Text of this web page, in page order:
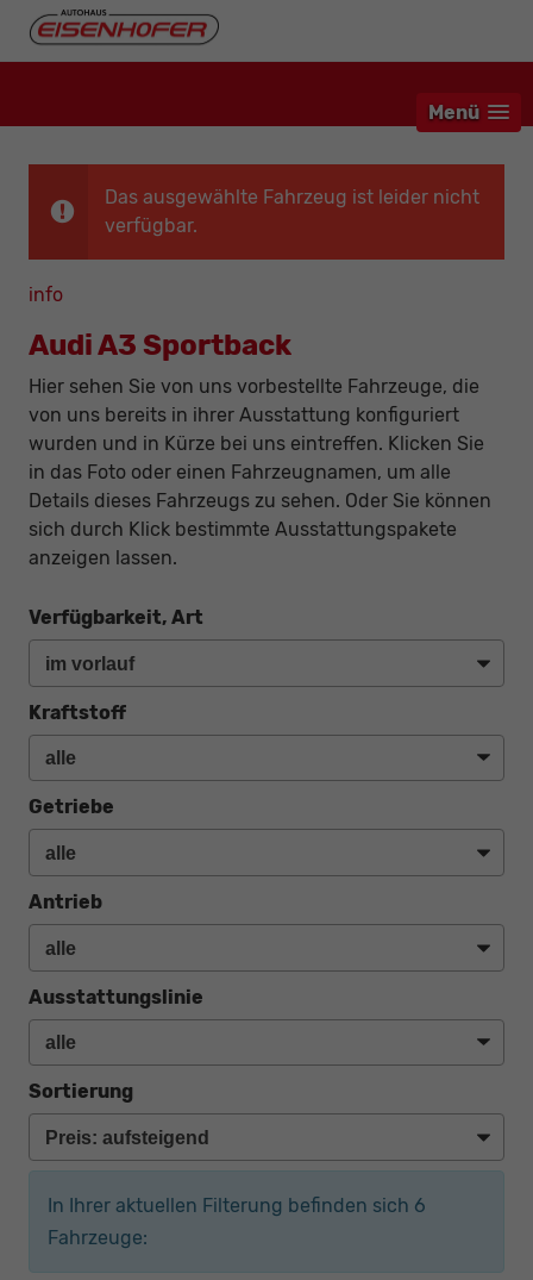
Menü
Das ausgewählte Fahrzeug ist leider nicht
verfügbar.
info
Audi A3 Sportback
Hier sehen Sie von uns vorbestellte Fahrzeuge, die
von uns bereits in ihrer Ausstattung konfiguriert
wurden und in Kürze bei uns eintreffen. Klicken Sie
in das Foto oder einen Fahrzeugnamen, um alle
Details dieses Fahrzeugs zu sehen. Oder Sie können
sich durch Klick bestimmte Ausstattungspakete
anzeigen lassen.
Verfügbarkeit, Art
Kraftstoff
Getriebe
Antrieb
Ausstattungslinie
Sortierung
In Ihrer aktuellen Filterung befinden sich 6
Fahrzeuge: